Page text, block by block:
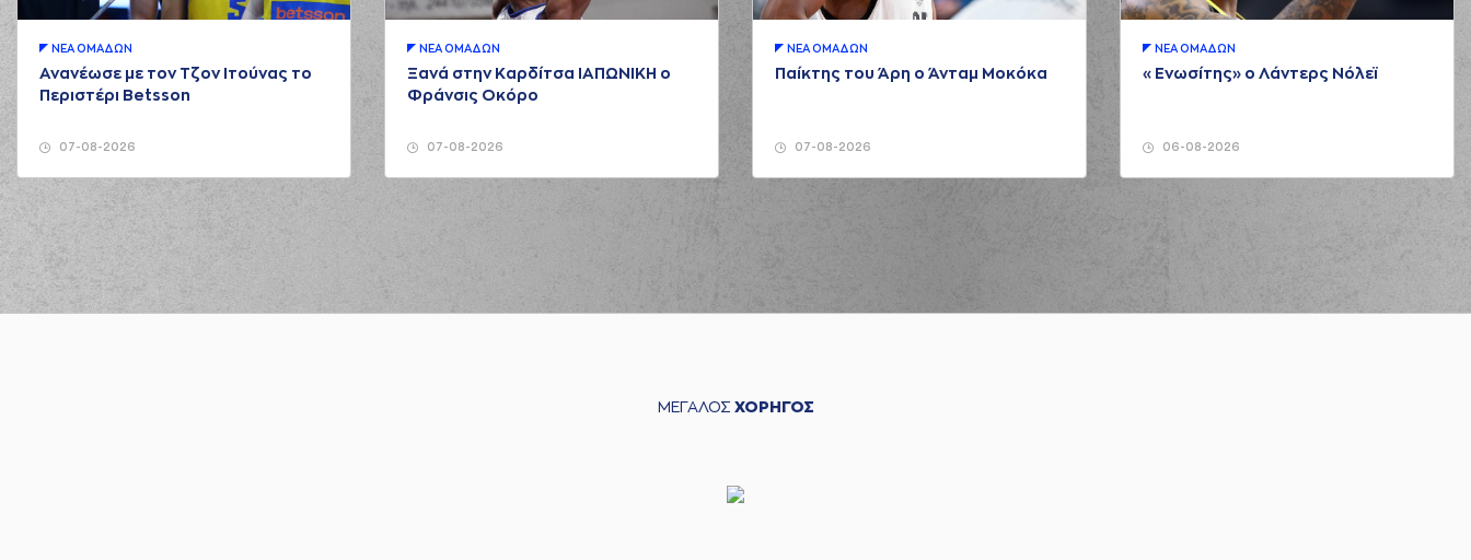
07-08-2026
ΝΕA ΟΜAΔΩΝ
Ανανέωσε με τον Τζον Ιτούνας το
Περιστέρι Betsson
07-08-2026
ΝΕA ΟΜAΔΩΝ
Ξανά στην Καρδίτσα ΙΑΠΩΝΙΚΗ ο
Φράνσις Οκόρο
07-08-2026
ΝΕA ΟΜAΔΩΝ
Παίκτης του Άρη ο Άνταμ Μοκόκα
06-08-2026
ΝΕA ΟΜAΔΩΝ
«Ενωσίτης» ο Λάντερς Νόλεϊ
ΜΕΓΑΛΟΣ ΧΟΡΗΓΟΣ